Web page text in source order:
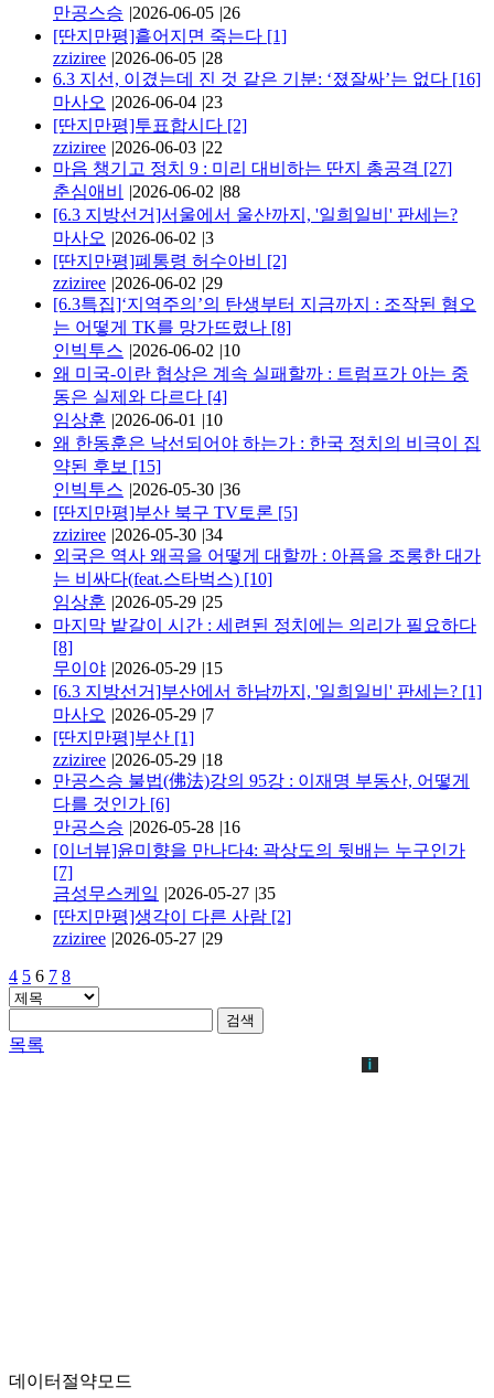
만공스승 |2026-06-05 |26
[딴지만평]흩어지면 죽는다 [1]
zziziree |2026-06-05 |28
6.3 지선, 이겼는데 진 것 같은 기분: ‘졌잘싸’는 없다 [16]
마사오 |2026-06-04 |23
[딴지만평]투표합시다 [2]
zziziree |2026-06-03 |22
마음 챙기고 정치 9 : 미리 대비하는 딴지 총공격 [27]
춘심애비
|2026-06-02 |88
[6.3 지방선거]서울에서 울산까지, '일희일비' 판세는?
마사오 |2026-06-02 |3
[딴지만평]폐통령 허수아비 [2]
zziziree |2026-06-02 |29
[6.3특집]‘지역주의’의 탄생부터 지금까지 : 조작된 혐오
는 어떻게 TK를 망가뜨렸나 [8]
인빅투스 |2026-06-02 |10
왜 미국-이란 협상은 계속 실패할까 : 트럼프가 아는 중
동은 실제와 다르다 [4]
임상훈 |2026-06-01 |10
왜 한동훈은 낙선되어야 하는가 : 한국 정치의 비극이 집
약된 후보 [15]
인빅투스 |2026-05-30 |36
[딴지만평]부산 북구 TV토론 [5]
zziziree |2026-05-30 |34
외국은 역사 왜곡을 어떻게 대할까 : 아픔을 조롱한 대가
는 비싸다(feat.스타벅스) [10]
임상훈 |2026-05-29 |25
마지막 밭갈이 시간 : 세련된 정치에는 의리가 필요하다
[8]
무이야 |2026-05-29 |15
[6.3 지방선거]부산에서 하남까지, '일희일비' 판세는? [1]
마사오 |2026-05-29 |7
[딴지만평]부산 [1]
zziziree |2026-05-29 |18
만공스승 불법(佛法)강의 95강 : 이재명 부동산, 어떻게
다를 것인가 [6]
만공스승 |2026-05-28 |16
[이너뷰]윤미향을 만나다4: 곽상도의 뒷배는 누구인가
[7]
금성무스케잌 |2026-05-27 |35
[딴지만평]생각이 다른 사람 [2]
zziziree |2026-05-27 |29
4 5 6 7 8
검색
목록
데이터절약모드